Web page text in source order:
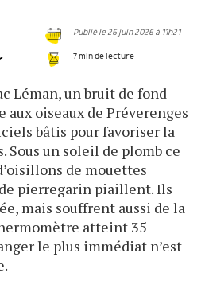
Publié le 26 juin 2026 à 11h21
7 min de lecture
Léman, un bruit de fond
oiseaux de Préverenges
bâtis pour favoriser la
un soleil de plomb ce
de mouettes
pierregarin piaillent. Ils
mais souffrent aussi de la
atteint 35
le plus immédiat n’est